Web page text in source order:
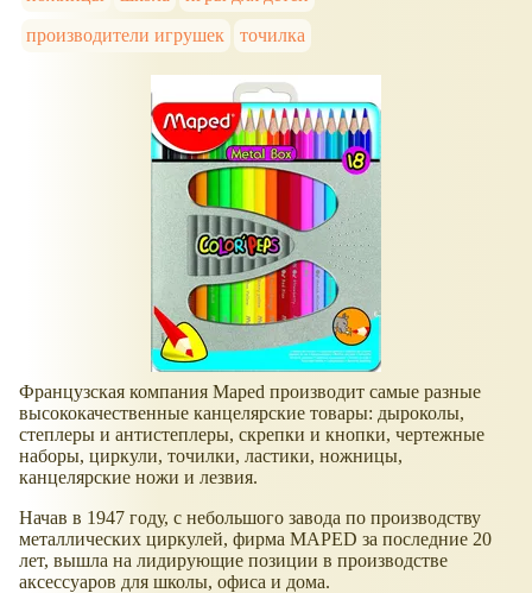
производители игрушек
точилка
Французская компания Maped производит самые разные
высококачественные канцелярские товары: дыроколы,
степлеры и антистеплеры, скрепки и кнопки, чертежные
наборы, циркули, точилки, ластики, ножницы,
канцелярские ножи и лезвия.
Начав в 1947 году, с небольшого завода по производству
металлических циркулей, фирма MAPED за последние 20
лет, вышла на лидирующие позиции в производстве
аксессуаров для школы, офиса и дома.